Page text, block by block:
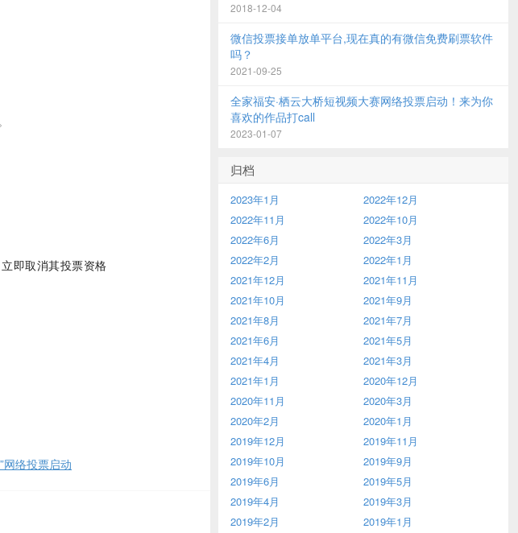
即取消其投票资格
络投票启动
2018-12-04
微信投票接单放单平台,现在真的有微信免费刷票软件
吗？
2021-09-25
全家福安·栖云大桥短视频大赛网络投票启动！来为你
喜欢的作品打call
2023-01-07
归档
2023年1月
2022年12月
2022年11月
2022年10月
2022年6月
2022年3月
2022年2月
2022年1月
2021年12月
2021年11月
2021年10月
2021年9月
2021年8月
2021年7月
2021年6月
2021年5月
2021年4月
2021年3月
2021年1月
2020年12月
2020年11月
2020年3月
2020年2月
2020年1月
2019年12月
2019年11月
2019年10月
2019年9月
2019年6月
2019年5月
2019年4月
2019年3月
2019年2月
2019年1月